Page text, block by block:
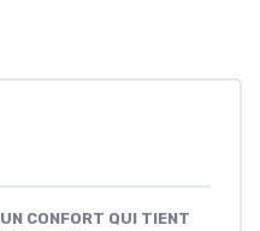
UN CONFORT QUI TIENT